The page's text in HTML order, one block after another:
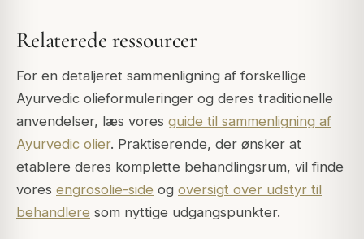
Relaterede ressourcer
For en detaljeret sammenligning af forskellige
Ayurvedic olieformuleringer og deres traditionelle
anvendelser, læs vores guide til sammenligning af
Ayurvedic olier. Praktiserende, der ønsker at
etablere deres komplette behandlingsrum, vil finde
vores engrosolie-side og oversigt over udstyr til
behandlere som nyttige udgangspunkter.